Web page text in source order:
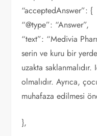
“acceptedAnswer”: {
“@type”: “Answer”,
“text”: “Medivia
serin ve kuru bir
uzakta saklanmalıdır.
olmalıdır. Ayrıca,
muhafaza edilmesi
},